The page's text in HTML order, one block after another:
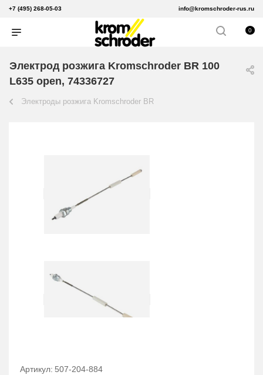
+7 (495) 268-05-03 info@kromschroder-rus.ru
0
Электрод розжига Kromschroder BR 100
L635 open, 74336727
Электроды розжига Kromschroder BR
Артикул: 507-204-884